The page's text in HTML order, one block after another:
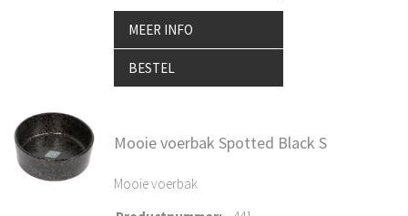
MEER INFO
BESTEL
Mooie voerbak Spotted Black S
Mooie voerbak